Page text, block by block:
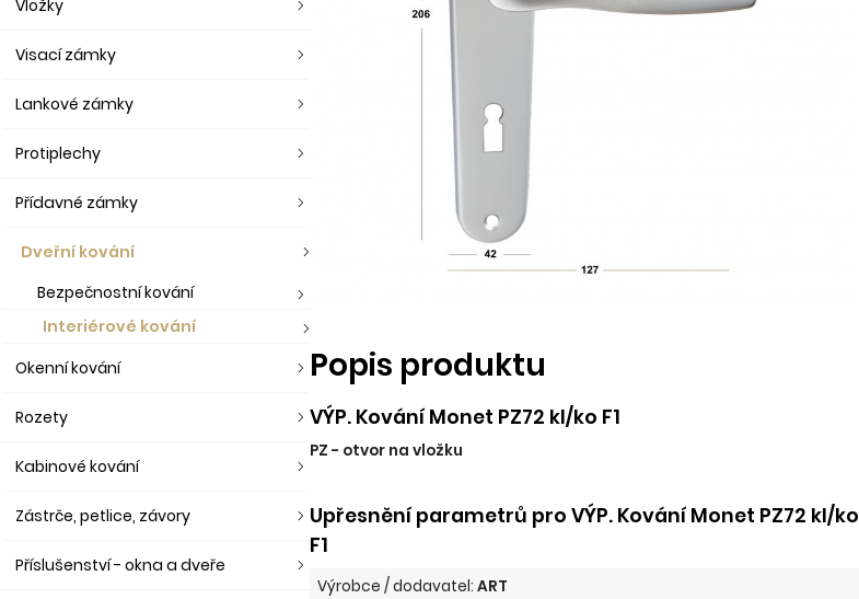
Popis produktu
VÝP. Kování Monet PZ72 kl/ko F1
PZ - otvor na vložku
Upřesnění parametrů pro VÝP. Kování Monet PZ72 kl/ko
F1
Výrobce / dodavatel:ART
Vložky
Visací zámky
Lankové zámky
Protiplechy
Přídavné zámky
Dveřní kování
Bezpečnostní kování
Interiérové kování
Okenní kování
Rozety
Kabinové kování
Zástrče, petlice, závory
Příslušenství - okna a dveře